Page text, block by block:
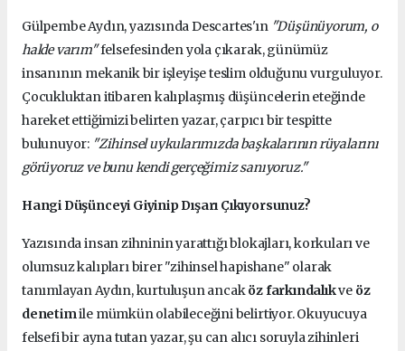
Gülpembe Aydın, yazısında Descartes'ın "Düşünüyorum, o
halde varım"felsefesinden yola çıkarak, günümüz
insanının mekanik bir işleyişe teslim olduğunu vurguluyor.
Çocukluktan itibaren kalıplaşmış düşüncelerin eteğinde
hareket ettiğimizi belirten yazar, çarpıcı bir tespitte
bulunuyor: "Zihinsel uykularımızda başkalarının rüyalarını
görüyoruz ve bunu kendi gerçeğimiz sanıyoruz."
Hangi Düşünceyi Giyinip Dışarı Çıkıyorsunuz?
Yazısında insan zihninin yarattığı blokajları, korkuları ve
olumsuz kalıpları birer "zihinsel hapishane" olarak
tanımlayan Aydın, kurtuluşun ancaköz farkındalıkve öz
denetimile mümkün olabileceğini belirtiyor. Okuyucuya
felsefi bir ayna tutan yazar, şu can alıcı soruyla zihinleri